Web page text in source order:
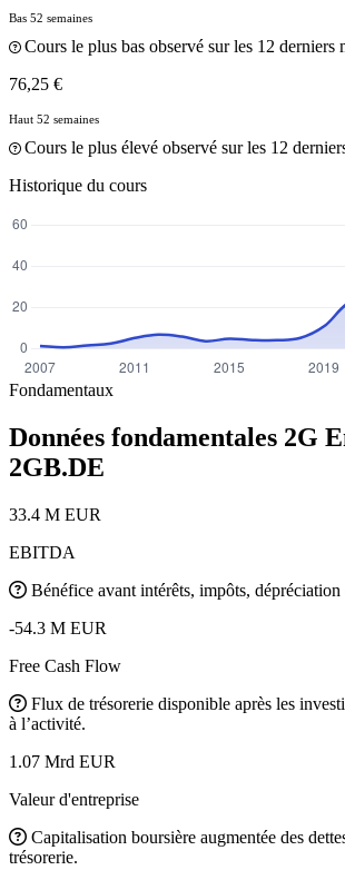
Bas 52 semaines
Cours le plus bas observé sur les 12 derniers
76,25 €
Haut 52 semaines
Cours le plus élevé observé sur les 12
Historique du cours
Fondamentaux
Données fondamentales 2G
2GB.DE
33.4 M EUR
EBITDA
Bénéfice avant intérêts, impôts, dépréciation
-54.3 M EUR
Free Cash Flow
Flux de trésorerie disponible après les
à l’activité.
1.07 Mrd EUR
Valeur d'entreprise
Capitalisation boursière augmentée des
trésorerie.